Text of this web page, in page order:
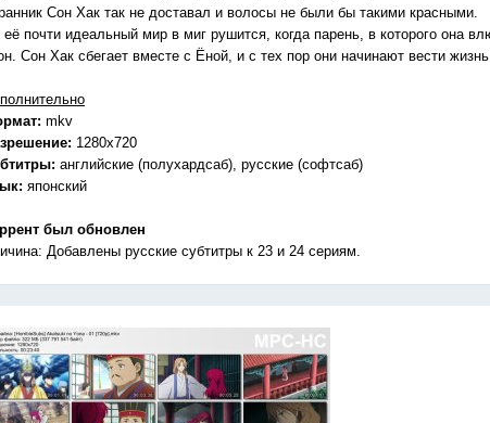
Сон Хак так не доставал и волосы не были бы такими красными.
почти идеальный мир в миг рушится, когда парень, в которого она
Сон Хак сбегает вместе с Ёной, и с тех пор они начинают вести жизнь
mkv
1280x720
английские (полухардсаб), русские (софтсаб)
японский
был обновлен
Добавлены русские субтитры к 23 и 24 сериям.